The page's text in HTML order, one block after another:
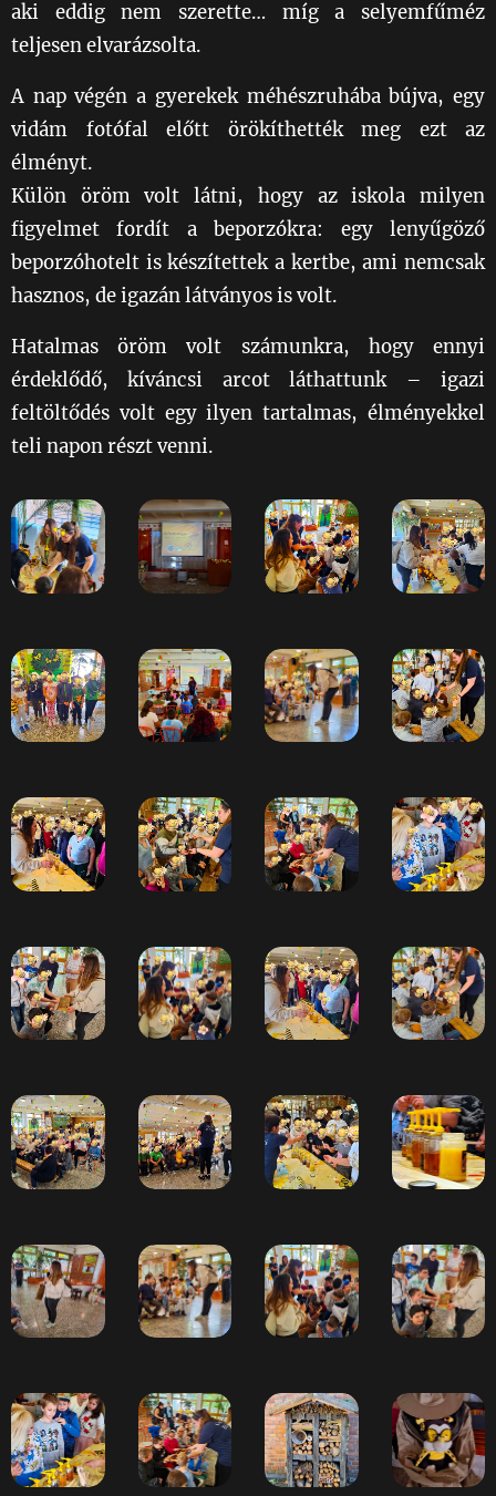
aki eddig nem szerette… míg a selyemfűméz
teljesen elvarázsolta. 🍯✨
A nap végén a gyerekek méhészruhába bújva, egy
vidám fotófal előtt örökíthették meg ezt az
élményt.
Külön öröm volt látni, hogy az iskola milyen
figyelmet fordít a beporzókra: egy lenyűgöző
beporzóhotelt is készítettek a kertbe, ami nemcsak
hasznos, de igazán látványos is volt. 🐞🌼🏡
Hatalmas öröm volt számunkra, hogy ennyi
érdeklődő, kíváncsi arcot láthattunk – igazi
feltöltődés volt egy ilyen tartalmas, élményekkel
teli napon részt venni. 💛